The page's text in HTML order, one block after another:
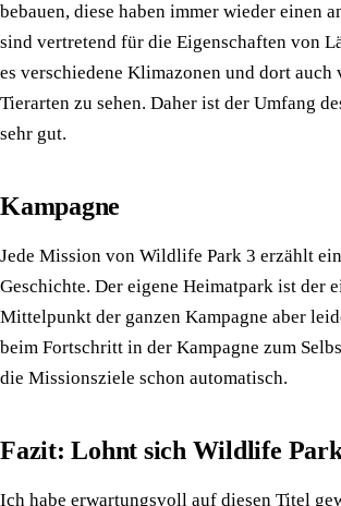
bebauen, diese haben immer wieder einen
sind vertretend für die Eigenschaften von
es verschiedene Klimazonen und dort auch
Tierarten zu sehen. Daher ist der Umfang
sehr gut.
Kampagne
Jede Mission von Wildlife Park 3 erzählt
Geschichte. Der eigene Heimatpark ist der
Mittelpunkt der ganzen Kampagne aber
beim Fortschritt in der Kampagne zum
die Missionsziele schon automatisch.
Fazit: Lohnt sich Wildlife
Ich habe erwartungsvoll auf diesen Titel